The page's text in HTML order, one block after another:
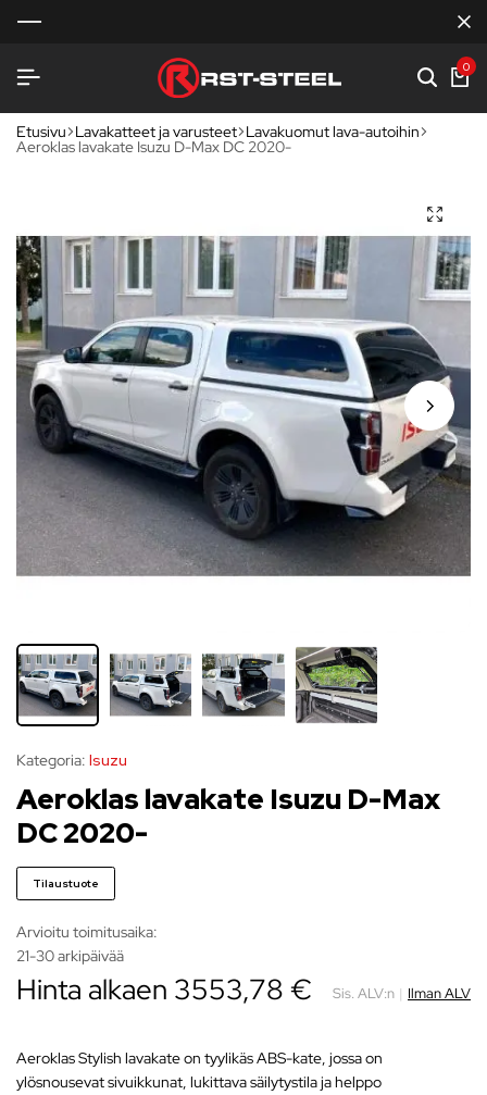
0
Etusivu Lavakatteet ja varusteet Lavakuomut lava-autoihin
Aeroklas lavakate Isuzu D-Max DC 2020-
Kategoria: Isuzu
Aeroklas lavakate Isuzu D-Max
DC 2020-
Tilaustuote
Arvioitu toimitusaika:
21-30 arkipäivää
Hinta alkaen 3553,78 € Sis. ALV:n | Ilman ALV
Aeroklas Stylish lavakate on tyylikäs ABS-kate, jossa on
ylösnousevat sivuikkunat, lukittava säilytystila ja helppo